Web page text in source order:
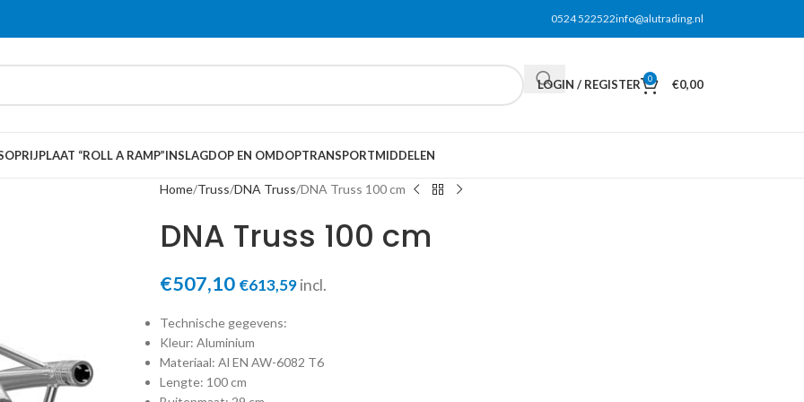
0524 522522info@alutrading.nl
LOGIN / REGISTER 0 €0,00
OPRIJPLAAT “ROLL A RAMP”INSLAGDOP EN OMDOPTRANSPORTMIDDELEN
Home Truss DNA Truss DNA Truss 100 cm
DNA Truss 100 cm
€507,10 €613,59incl.
Technische gegevens:
Kleur: Aluminium
Materiaal: Al EN AW-6082 T6
Lengte: 100 cm